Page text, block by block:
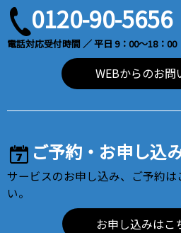
0120-90-5656
電話対応受付時間 ／ 平日 9：00～18：00
WEBからのお問
ご予約・お申し込
サービスのお申し込み、ご予約
い。
お申し込みはこ